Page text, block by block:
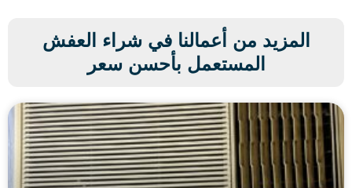
المزيد من أعمالنا في شراء العفش
المستعمل بأحسن سعر